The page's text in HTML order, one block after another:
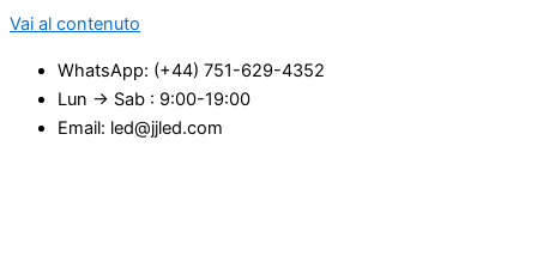
Vai al contenuto
WhatsApp: (+44) 751-629-4352
Lun → Sab : 9:00-19:00
Email: led@jjled.com